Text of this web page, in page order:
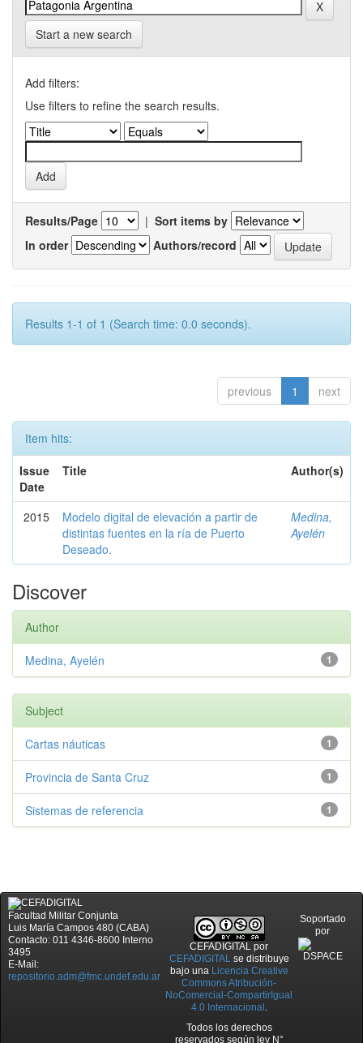
Start a new search
Add filters:
Use filters to refine the search results.
Results/Page | Sort items by
In order
Authors/record
Results 1-1 of 1 (Search time: 0.0 seconds).
previous 1 next
Item hits:
Issue
Date
Title Author(s)
2015
Modelo digital de elevación a partir de
distintas fuentes en la ría de Puerto
Deseado.
Medina,
Ayelén
Discover
Author
1
Medina, Ayelén
Subject
1
Cartas náuticas
1
Provincia de Santa Cruz
1
Sistemas de referencia
Facultad Militar Conjunta
Luis María Campos 480 (CABA)
Contacto: 011 4346-8600 Interno
3495
E-Mail:
repositorio.adm@fmc.undef.edu.ar
CEFADIGITAL por
CEFADIGITALse distribuye
bajo una Licencia Creative
Commons Atribución-
NoComercial-CompartirIgual
4.0 Internacional .
Todos los derechos
reservados según ley N°
Soportado
por